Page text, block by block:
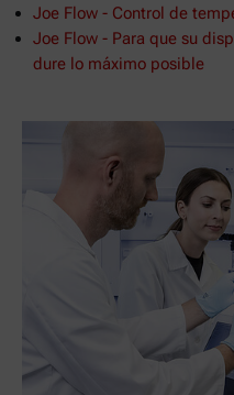
Joe Flow - Control de
Joe Flow - Para que su
dure lo máximo posible